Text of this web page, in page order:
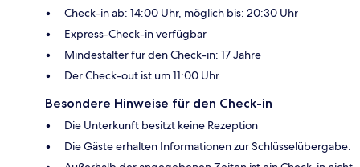
Check-in ab: 14:00 Uhr, möglich bis: 20:30 Uhr
Express-Check-in verfügbar
Mindestalter für den Check-in: 17 Jahre
Der Check-out ist um 11:00 Uhr
Besondere Hinweise für den Check-in
Die Unterkunft besitzt keine Rezeption
Die Gäste erhalten Informationen zur Schlüsselübergabe.